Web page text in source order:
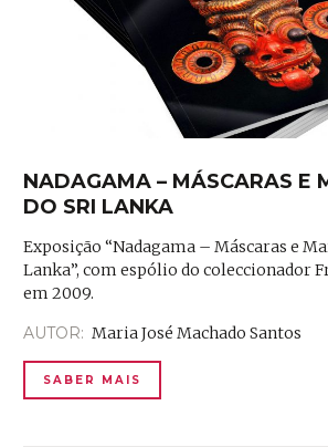
NADAGAMA – MÁSCARAS E
DO SRI LANKA
Exposição “Nadagama – Máscaras e
Lanka”, com espólio do coleccionador
em 2009.
AUTOR: Maria José Machado Santos
SABER MAIS